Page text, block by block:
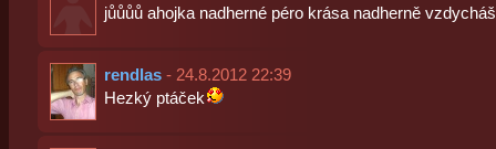
jůůůů ahojka nadherné péro krása nadherně
rendlas- 24.8.2012 22:39
Hezký ptáček